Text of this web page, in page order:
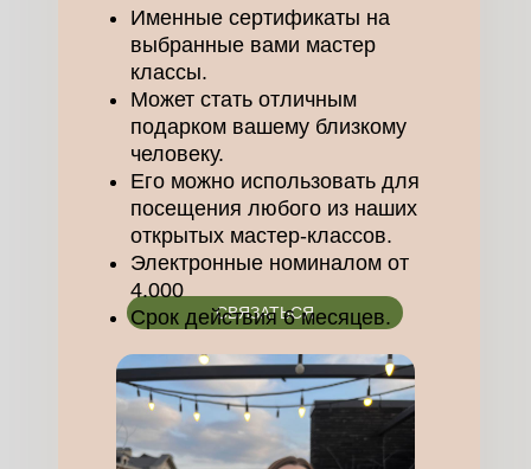
СВЯЗАТЬСЯ
Именные сертификаты на
выбранные вами мастер
классы.
Может стать отличным
подарком вашему близкому
человеку.
Его можно использовать для
посещения любого из наших
открытых мастер-классов.
Электронные номиналом от
4.000
Срок действия 6 месяцев.